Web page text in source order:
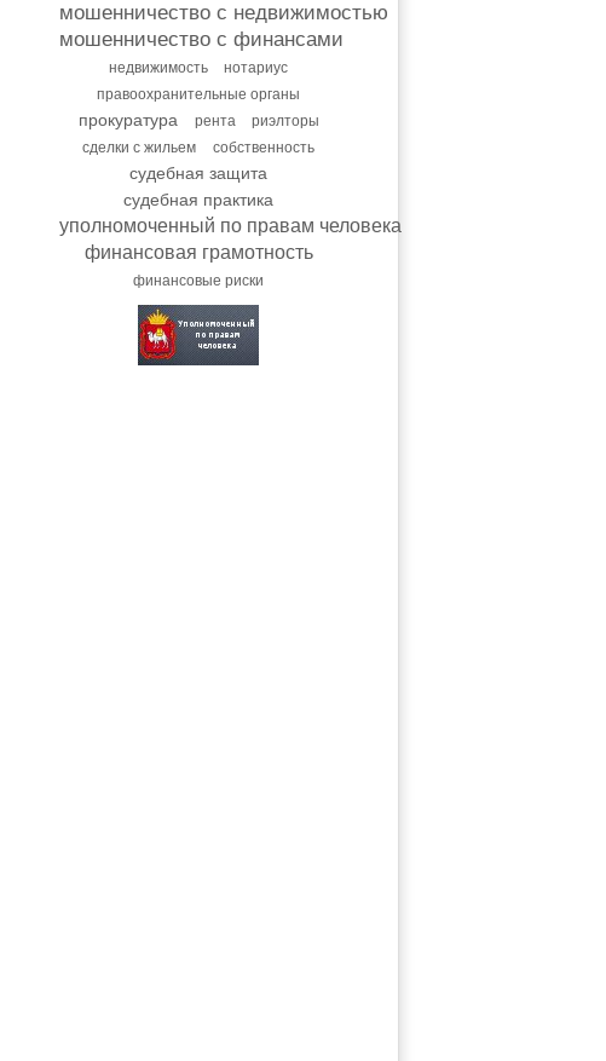
мошенничество с недвижимостью
мошенничество с финансами
недвижимость
нотариус
правоохранительные органы
прокуратура рента
риэлторы
сделки с жильем
собственность
судебная защита
судебная практика
уполномоченный по правам человека
финансовая грамотность
финансовые риски